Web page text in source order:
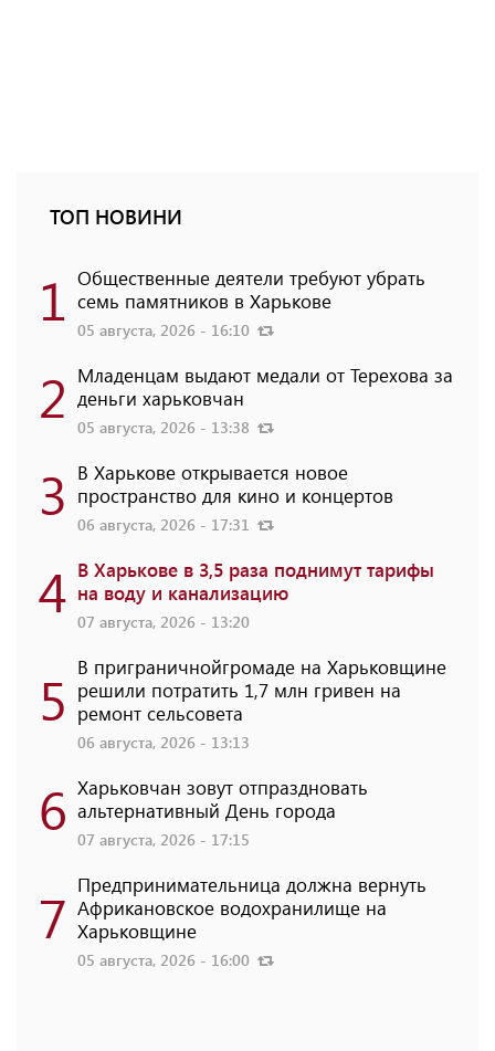
ТОП НОВИНИ
1 Общественные деятели требуют убрать
семь памятников в Харькове
05 августа, 2026 - 16:10
2 Младенцам выдают медали от Терехова за
деньги харьковчан
05 августа, 2026 - 13:38
3 В Харькове открывается новое
пространство для кино и концертов
06 августа, 2026 - 17:31
4 В Харькове в 3,5 раза поднимут тарифы
на воду и канализацию
07 августа, 2026 - 13:20
5 В приграничнойгромаде на Харьковщине
решили потратить 1,7 млн ​​гривен на
ремонт сельсовета
06 августа, 2026 - 13:13
6 Харьковчан зовут отпраздновать
альтернативный День города
07 августа, 2026 - 17:15
7 Предпринимательница должна вернуть
Африкановское водохранилище на
Харьковщине
05 августа, 2026 - 16:00